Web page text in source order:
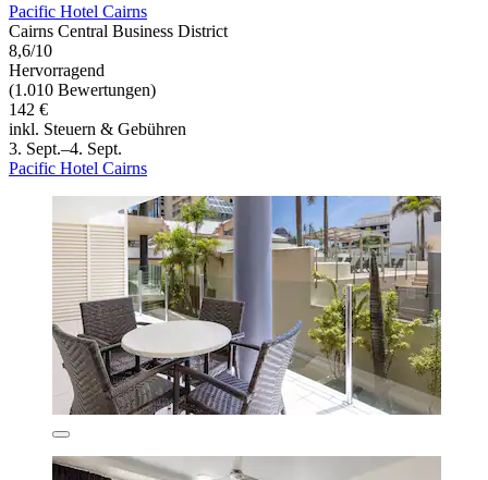
Pacific Hotel Cairns
Cairns Central Business District
8,6/10
Hervorragend
(1.010 Bewertungen)
142 €
inkl. Steuern & Gebühren
3. Sept.–4. Sept.
Pacific Hotel Cairns